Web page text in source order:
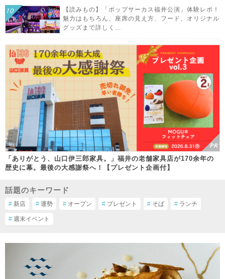
【読みもの】「ポップサーカス福井公演」体験レポ！
魅力はもちろん、座席の見え方、フード、オリジナル
グッズまで詳しく...
「ありがとう、山口伊三郎家具。」福井の老舗家具店が170余年の
歴史に幕。最後の大感謝祭へ！【プレゼント企画付】
話題のキーワード
# 新店 # 運勢 # オープン # プレゼント # そば # ランチ
# 週末イベント